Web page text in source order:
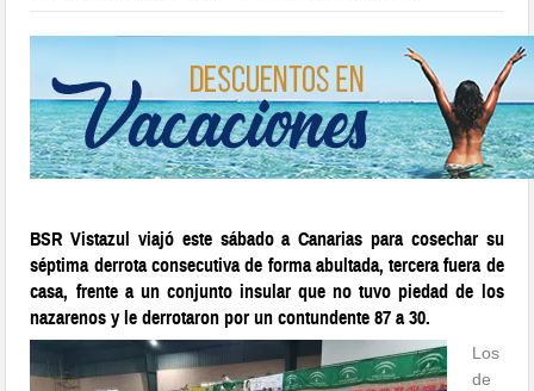
BSR Vistazul viajó este sábado a Canarias para cosechar su
séptima derrota consecutiva de forma abultada, tercera fuera de
casa, frente a un conjunto insular que no tuvo piedad de los
nazarenos y le derrotaron por un contundente 87 a 30.
Los
de